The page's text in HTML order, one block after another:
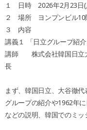
１ 日時 2026年2月23日(
２ 場所 ヨンプンビル
３ 内容
講義１ 「日立グループ紹
講師 株式会社韓国日立
長
まず、韓国日立、大谷徹
グループの紹介や1962年
などの説明、韓国でのミッ